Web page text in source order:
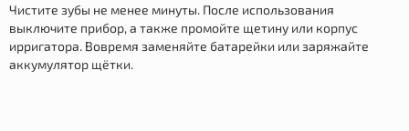
Чистите зубы не менее минуты. После использования
выключите прибор, а также промойте щетину или корпус
ирригатора. Вовремя заменяйте батарейки или заряжайте
аккумулятор щётки.